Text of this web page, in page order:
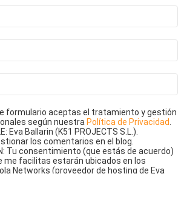
formulario aceptas el tratamiento y gestión
según nuestra Política de Privacidad.
Eva Ballarin (K51 PROJECTS S.L.).
los comentarios en el blog.
Tu consentimiento (que estás de acuerdo)
me facilitas estarán ubicados en los
Networks (proveedor de hosting de Eva